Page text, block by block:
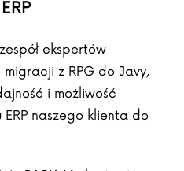
ekspertów
z RPG do Javy,
i możliwość
naszego klienta do